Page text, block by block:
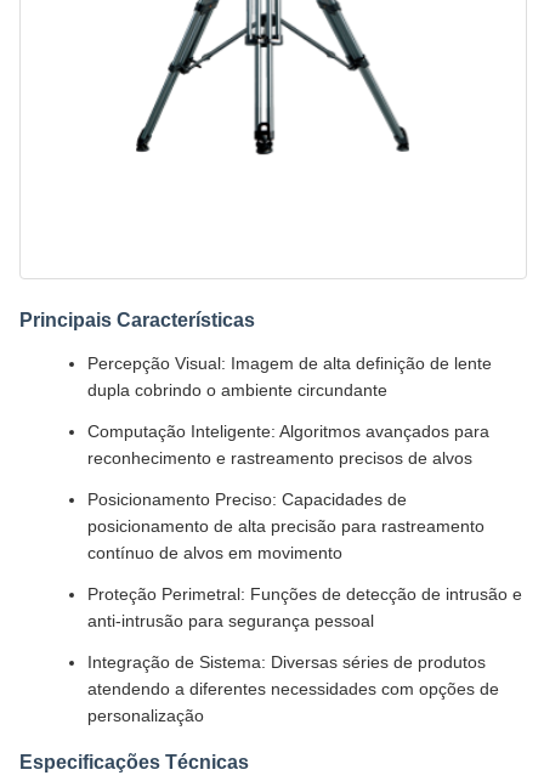
Principais Características
Percepção Visual: Imagem de alta definição de lente
dupla cobrindo o ambiente circundante
Computação Inteligente: Algoritmos avançados para
reconhecimento e rastreamento precisos de alvos
Posicionamento Preciso: Capacidades de
posicionamento de alta precisão para rastreamento
contínuo de alvos em movimento
Proteção Perimetral: Funções de detecção de intrusão e
anti-intrusão para segurança pessoal
Integração de Sistema: Diversas séries de produtos
atendendo a diferentes necessidades com opções de
personalização
Especificações Técnicas